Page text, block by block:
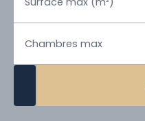
Chambres max